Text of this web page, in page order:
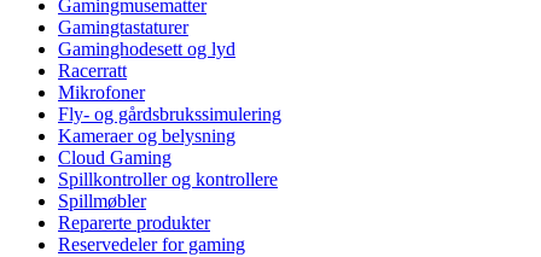
Gamingmusematter
Gamingtastaturer
Gaminghodesett og lyd
Racerratt
Mikrofoner
Fly- og gårdsbrukssimulering
Kameraer og belysning
Cloud Gaming
Spillkontroller og kontrollere
Spillmøbler
Reparerte produkter
Reservedeler for gaming